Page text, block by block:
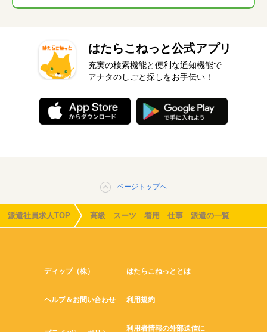
はたらこねっと公式アプリ
充実の検索機能と便利な通知機能で
アナタのしごと探しをお手伝い！
ページトップへ
派遣社員求人TOP 高級 スーツ 着用 仕事 派遣の一覧
ディップ（株） はたらこねっととは
ヘルプ＆お問い合わせ 利用規約
利用者情報の外部送信に